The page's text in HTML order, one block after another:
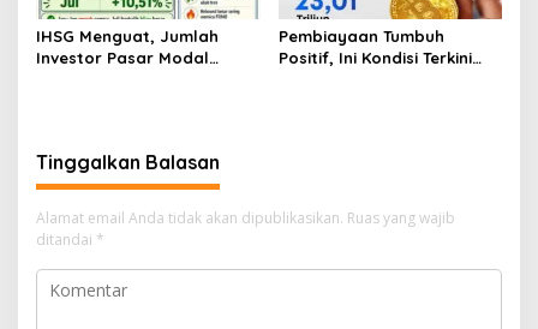
IHSG Menguat, Jumlah
Investor Pasar Modal
Pembiayaan Tumbuh
Positif, Ini Kondisi Terkini
Tinggalkan Balasan
Alamat email Anda tidak akan dipublikasikan. Ruas yang wajib
ditandai *